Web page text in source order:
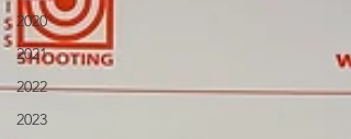
2020
2021
2022
2023